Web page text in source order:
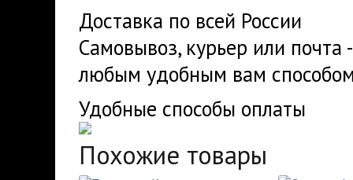
Доставка по всей России
Самовывоз, курьер или
любым удобным вам
Удобные способы оплаты
Похожие товары